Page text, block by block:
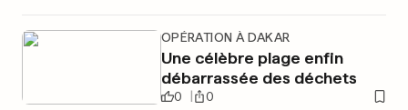
OPÉRATION À DAKAR
Une célèbre plage enfin
débarrassée des déchets
0 0